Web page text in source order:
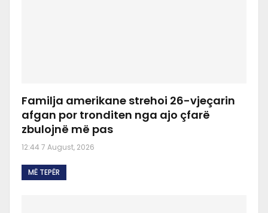
Familja amerikane strehoi 26-vjeçarin
afgan por tronditen nga ajo çfarë
zbulojnë më pas
12:44 7 August, 2026
MË TEPËR